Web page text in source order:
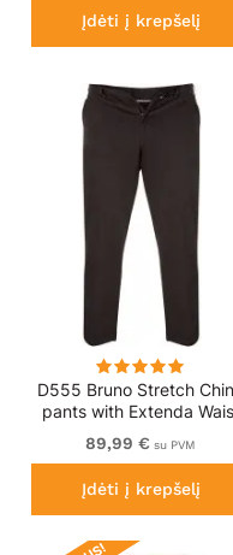
Įdėti į krepšelį
D555 Bruno Stretch
pants with Extenda
Black
89,99 € su PVM
Įdėti į krepšelį